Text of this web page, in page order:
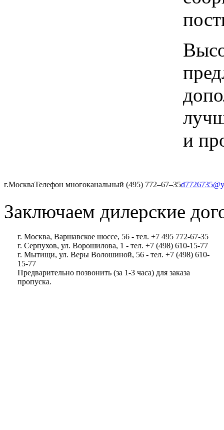
и
г.МоскваТелефон многоканальный (495) 772‒67‒35
Заключаем дилерские
г. Москва, Варшавское шоссе, 56 - тел. +7 495 772-67-35
г. Серпухов, ул. Ворошилова, 1 - тел. +7 (498) 610-15-77
г. Мытищи, ул. Веры Волошиной, 56 - тел. +7 (498) 610-
15-77
Предварительно позвонить (за 1-3 часа) для заказа
пропуска.